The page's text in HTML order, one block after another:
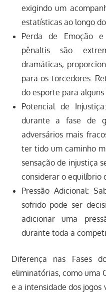
exigindo um
estatísticas ao longo
Perda de Emoção
pênaltis são
dramáticas,
para os torcedores.
do esporte para alguns
Potencial de
durante a fase de
adversários mais
ter tido um caminho
sensação de injustiça
considerar o equilíbrio
Pressão Adicional:
sofrido pode ser
adicionar uma
durante toda a
Diferença nas Fases
eliminatórias, como uma
e a intensidade dos jogos